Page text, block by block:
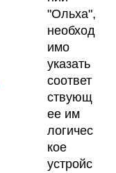
"Ольха",
необход
имо
указать
соответ
ствующ
ее им
логичес
кое
устройс